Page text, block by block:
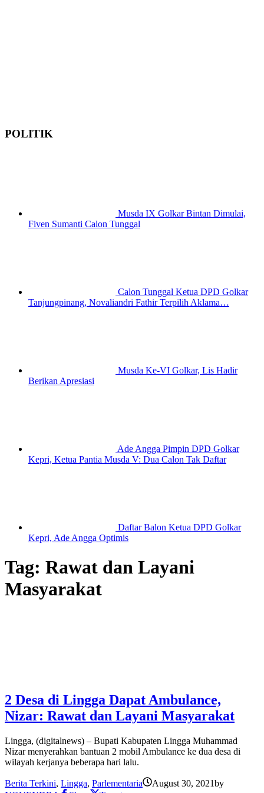
POLITIK
Musda IX Golkar Bintan Dimulai,
Fiven Sumanti Calon Tunggal
Calon Tunggal Ketua DPD Golkar
Tanjungpinang, Novaliandri Fathir Terpilih Aklama…
Musda Ke-VI Golkar, Lis Hadir
Berikan Apresiasi
Ade Angga Pimpin DPD Golkar
Kepri, Ketua Pantia Musda V: Dua Calon Tak Daftar
Daftar Balon Ketua DPD Golkar
Kepri, Ade Angga Optimis
Tag: Rawat dan Layani
Masyarakat
2 Desa di Lingga Dapat Ambulance,
Nizar: Rawat dan Layani Masyarakat
Lingga, (digitalnews) – Bupati Kabupaten Lingga Muhammad
Nizar menyerahkan bantuan 2 mobil Ambulance ke dua desa di
wilayah kerjanya beberapa hari lalu.
Berita Terkini, Lingga, Parlementaria August 30, 2021by